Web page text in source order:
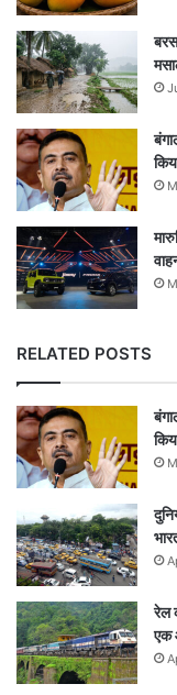
RELATED POSTS
रेल
एक